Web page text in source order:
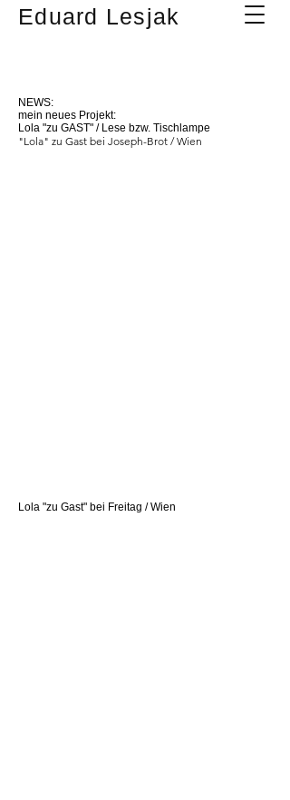
Eduard Lesjak
NEWS:
mein neues Projekt:
Lola "zu GAST" / Lese bzw. Tischlampe
"Lola" zu Gast bei Joseph-Brot / Wien
Lola "zu Gast" bei Freitag / Wien